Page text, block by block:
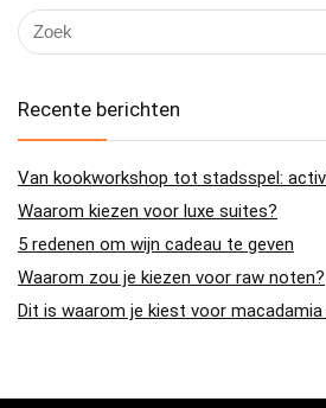
Recente berichten
Van kookworkshop tot stadsspel:
Waarom kiezen voor luxe suites?
5 redenen om wijn cadeau te geven
Waarom zou je kiezen voor raw noten?
Dit is waarom je kiest voor